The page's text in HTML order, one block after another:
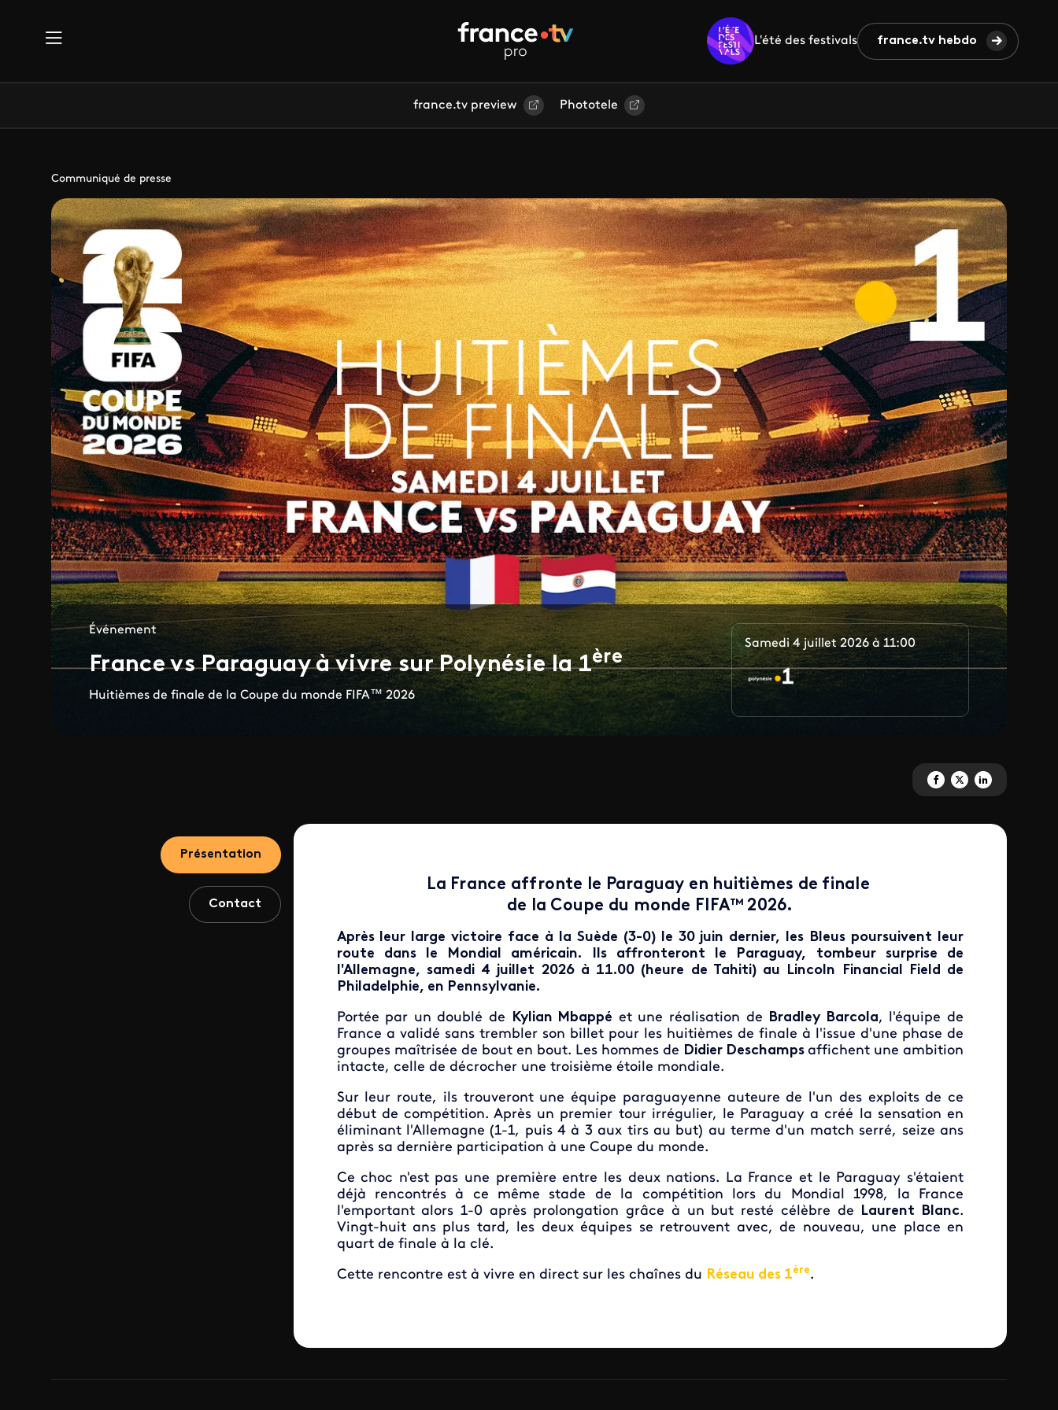
L'été des festivals france.tv hebdo
france.tv preview Phototele
Communiqué de presse
Événement
France vs Paraguay à vivre sur Polynésie la 1ère
Huitièmes de finale de la Coupe du monde FIFA™ 2026
Samedi 4 juillet 2026 à 11:00
Partagez 'France vs Paraguay
Partagez 'France vs
Partagez 'France
Présentation
Contact
La France affronte le Paraguay en huitièmes de finale
de la Coupe du monde FIFA™ 2026.
Après leur large victoire face à la Suède (3-0) le 30 juin dernier, les Bleus poursuivent leur
route dans le Mondial américain. Ils affronteront le Paraguay, tombeur surprise de
l'Allemagne, samedi 4 juillet 2026 à 11.00 (heure de Tahiti) au Lincoln Financial Field de
Philadelphie, en Pennsylvanie.
Portée par un doublé de Kylian Mbappé et une réalisation de Bradley Barcola, l'équipe de
France a validé sans trembler son billet pour les huitièmes de finale à l'issue d'une phase de
groupes maîtrisée de bout en bout. Les hommes de Didier Deschamps affichent une ambition
intacte, celle de décrocher une troisième étoile mondiale.
Sur leur route, ils trouveront une équipe paraguayenne auteure de l'un des exploits de ce
début de compétition. Après un premier tour irrégulier, le Paraguay a créé la sensation en
éliminant l'Allemagne (1-1, puis 4 à 3 aux tirs au but) au terme d'un match serré, seize ans
après sa dernière participation à une Coupe du monde.
Ce choc n'est pas une première entre les deux nations. La France et le Paraguay s'étaient
déjà rencontrés à ce même stade de la compétition lors du Mondial 1998, la France
l'emportant alors 1-0 après prolongation grâce à un but resté célèbre de Laurent Blanc.
Vingt-huit ans plus tard, les deux équipes se retrouvent avec, de nouveau, une place en
quart de finale à la clé.
Cette rencontre est à vivre en direct sur les chaînes du Réseau des 1ère.